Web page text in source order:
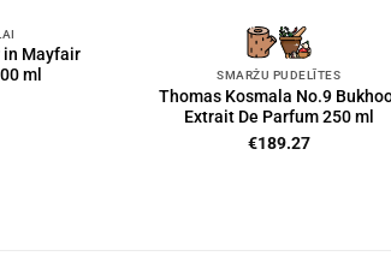
in Mayfair
ml
SMARŽU PUDELĪTES
Thomas Kosmala No.9
Extrait De Parfum 250 ml
€189.27